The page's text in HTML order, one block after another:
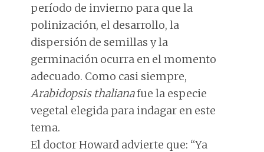
período de invierno para que la
polinización, el desarrollo, la
dispersión de semillas y la
germinación ocurra en el momento
adecuado. Como casi siempre,
Arabidopsis thalianafue la especie
vegetal elegida para indagar en este
tema.
El doctor Howard advierte que: “Ya